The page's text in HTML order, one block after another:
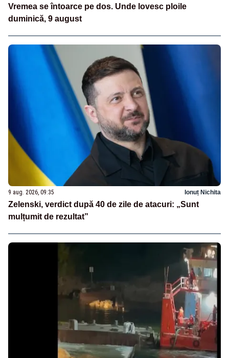
Vremea se întoarce pe dos. Unde lovesc ploile
duminică, 9 august
9 aug. 2026, 09:35 Ionuț Nichita
Zelenski, verdict după 40 de zile de atacuri: „Sunt
mulțumit de rezultat”